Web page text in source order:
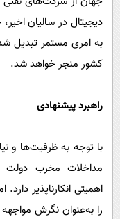
دیجیتال در سالیان
به امری مستمر
کشور منجر خواهد شد.
راهبرد پیشنهادی
با توجه به ظرفیت‌ها و
مداخلات مخرب دولت
اهمیتی انکارناپذیر
را به‌عنوان نگرش